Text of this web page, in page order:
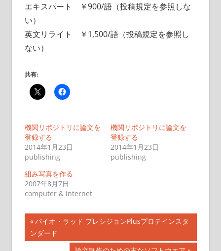
エキスパート ￥900/語（投稿規定を参照しな
い）
英文リライト ￥1,500/語（投稿規定を参照し
ない）
共有:
機関リポジトリに論文を
登録する
2014年1月23日
publishing
機関リポジトリに論文を
登録する
2014年1月23日
publishing
組み写真を作る
2007年8月7日
computer & internet
投
稿
前
の
記
バイオ・ラッド プレシジョンPlusプロテインスタ
ンダード